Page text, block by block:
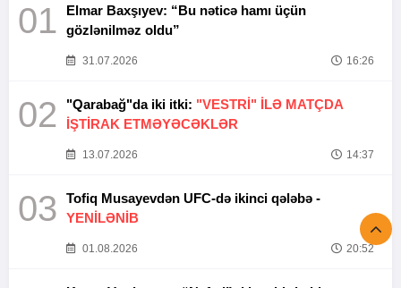
01
Elmar Baxşıyev: “Bu nəticə hamı üçün
gözlənilməz oldu”
31.07.2026 16:26
02 "Qarabağ"da iki itki: "VESTRİ" İLƏ MATÇDA
İŞTİRAK ETMƏYƏCƏKLƏR
13.07.2026 14:37
03
Tofiq Musayevdən UFC-də ikinci qələbə -
YENİLƏNİB
01.08.2026 20:52